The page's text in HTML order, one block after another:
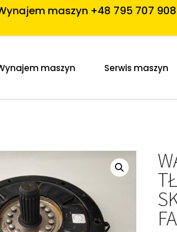
maszyn +48 795 707 908
maszyn Serwis maszyn